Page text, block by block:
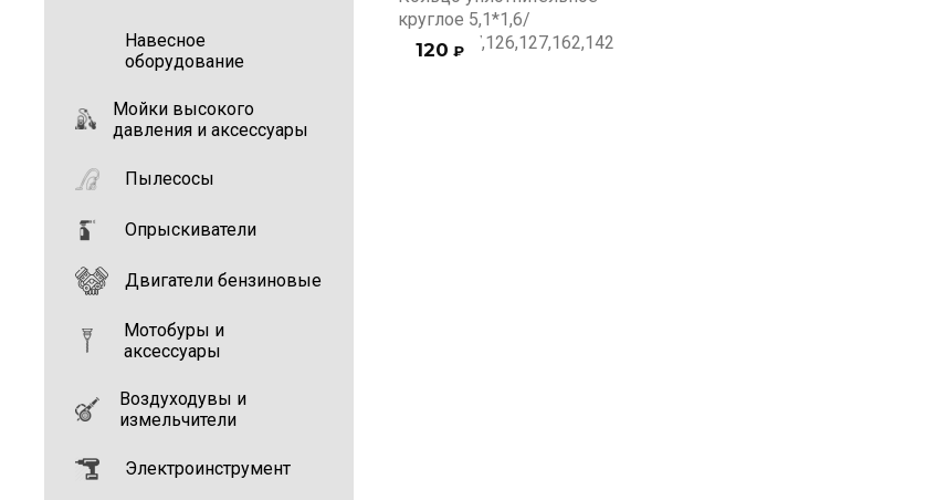
Навесное
оборудование
Мойки высокого
давления и аксессуары
Пылесосы
Опрыскиватели
Двигатели бензиновые
Мотобуры и
аксессуары
Воздуходувы и
измельчители
Электроинструмент
круглое 5,1*1,6/
RE106,107,126,127,162,142
120 ₽